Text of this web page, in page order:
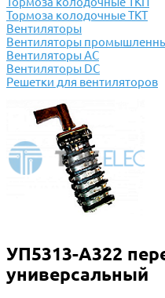
Тормоза колодочные ТКТ
Вентиляторы
Вентиляторы
Вентиляторы АС
Вентиляторы DC
Решетки для вентиляторов
УП5313-А322
универсальный